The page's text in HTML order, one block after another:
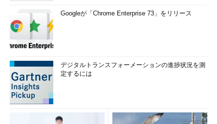
Googleが「Chrome Enterprise 73」をリリース
デジタルトランスフォーメーションの進捗状況を測
定するには